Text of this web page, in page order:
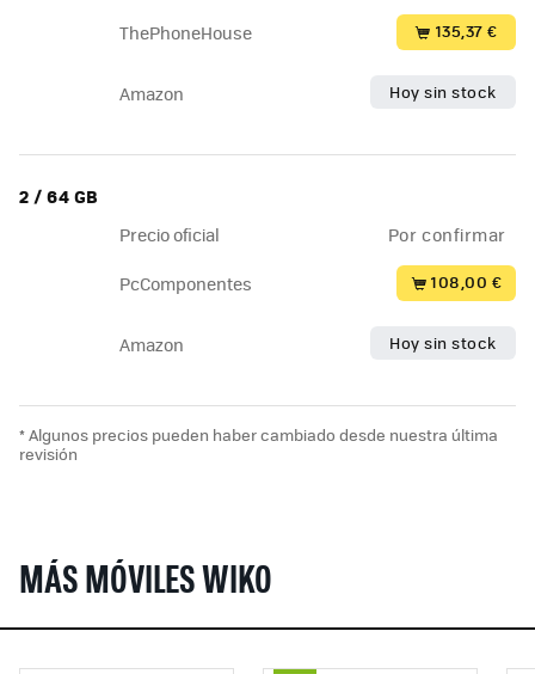
ThePhoneHouse 135,37 €
Amazon Hoy sin stock
2 / 64 GB
Precio oficial Por confirmar
PcComponentes 108,00 €
Amazon Hoy sin stock
* Algunos precios pueden haber cambiado desde nuestra última
revisión
MÁS MÓVILES WIKO